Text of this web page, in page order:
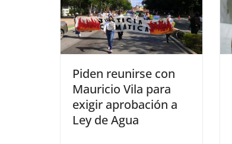
Piden reunirse con
Mauricio Vila para
exigir aprobación a
Ley de Agua